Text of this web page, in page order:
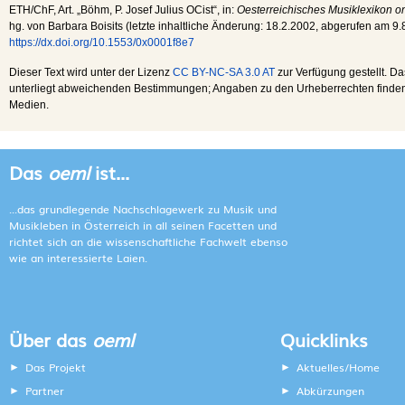
ETH/ChF, Art. „Böhm, P. Josef Julius OCist“, in: Oesterreichisches Musiklexikon
hg. von Barbara Boisits (letzte inhaltliche Änderung: 18.2.2002 , abgerufen am
https://dx.doi.org/10.1553/0x0001f8e7
Dieser Text wird unter der Lizenz CC BY-NC-SA 3.0 AT zur Verfügung gestellt.
unterliegt abweichenden Bestimmungen; Angaben zu den Urheberrechten
Medien.
Das oemlist...
...das grundlegende Nachschlagewerk zu Musik und
Musikleben in Österreich in all seinen Facetten und
richtet sich an die wissenschaftliche Fachwelt ebenso
wie an interessierte Laien.
Über das oeml
Das Projekt
Partner
Quicklinks
Aktuelles/Home
Abkürzungen